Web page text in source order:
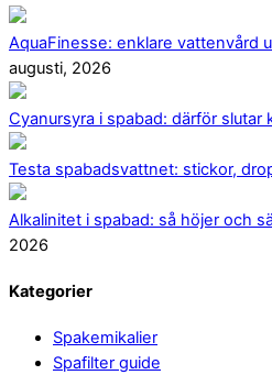
AquaFinesse: enklare vattenvård
augusti, 2026
Cyanursyra i spabad: därför slutar
Testa spabadsvattnet: stickor,
Alkalinitet i spabad: så höjer och
2026
Back
Top
Kategorier
Spakemikalier
Spafilter guide